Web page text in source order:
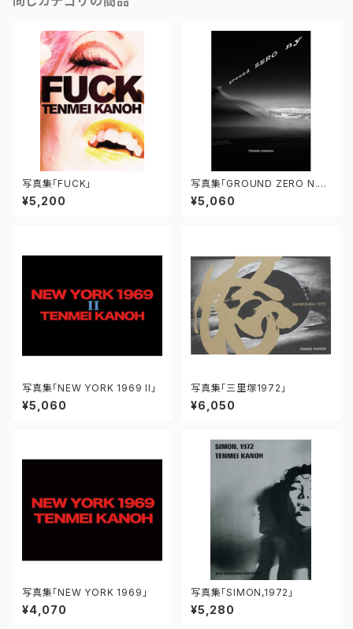
写真集「FUCK」
¥5,200
写真集「GROUND ZERO N.
Y.」
¥5,060
写真集「NEW YORK 1969 II」
¥5,060
写真集「三里塚1972」
¥6,050
写真集「NEW YORK 1969」
¥4,070
写真集「SIMON,1972」
¥5,280